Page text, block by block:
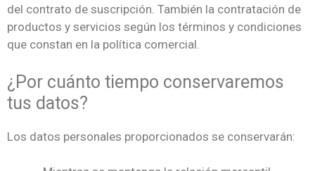
del contrato de suscripción. También la contratación de
productos y servicios según los términos y condiciones
que constan en la política comercial.
¿Por cuánto tiempo conservaremos
tus datos?
Los datos personales proporcionados se conservarán: